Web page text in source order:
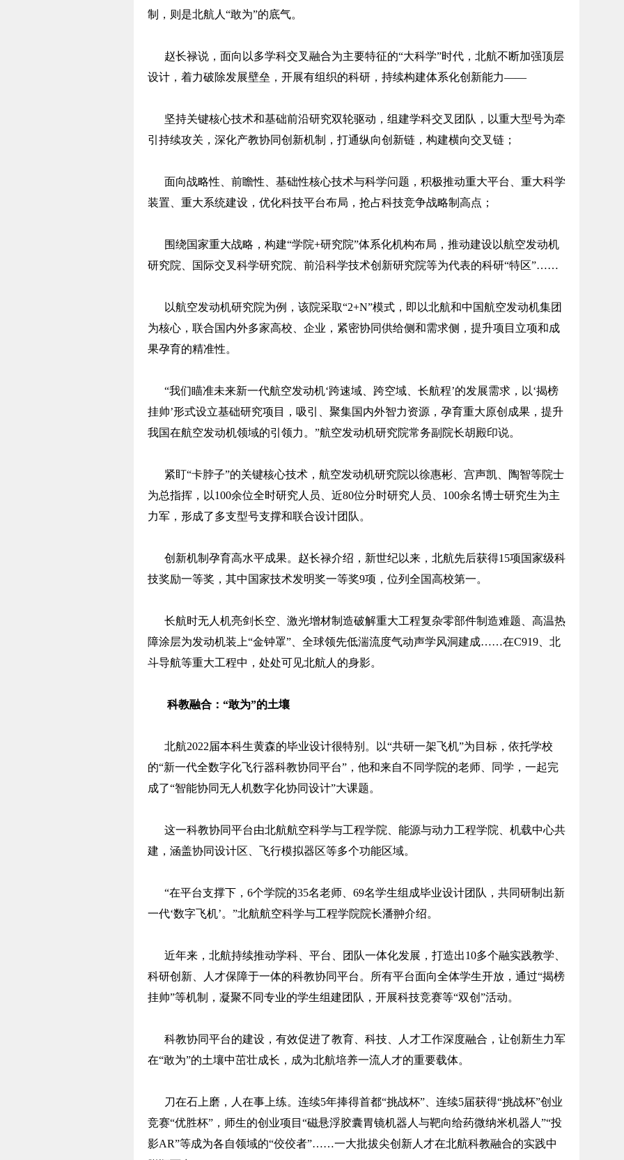
制，则是北航人“敢为”的底气。
赵长禄说，面向以多学科交叉融合为主要特征的“大科学”时代，北航不断加强顶层
设计，着力破除发展壁垒，开展有组织的科研，持续构建体系化创新能力——
坚持关键核心技术和基础前沿研究双轮驱动，组建学科交叉团队，以重大型号为牵
引持续攻关，深化产教协同创新机制，打通纵向创新链，构建横向交叉链；
面向战略性、前瞻性、基础性核心技术与科学问题，积极推动重大平台、重大科学
装置、重大系统建设，优化科技平台布局，抢占科技竞争战略制高点；
围绕国家重大战略，构建“学院+研究院”体系化机构布局，推动建设以航空发动机
研究院、国际交叉科学研究院、前沿科学技术创新研究院等为代表的科研“特区”……
以航空发动机研究院为例，该院采取“2+N”模式，即以北航和中国航空发动机集团
为核心，联合国内外多家高校、企业，紧密协同供给侧和需求侧，提升项目立项和成
果孕育的精准性。
“我们瞄准未来新一代航空发动机‘跨速域、跨空域、长航程’的发展需求，以‘揭榜
挂帅’形式设立基础研究项目，吸引、聚集国内外智力资源，孕育重大原创成果，提升
我国在航空发动机领域的引领力。”航空发动机研究院常务副院长胡殿印说。
紧盯“卡脖子”的关键核心技术，航空发动机研究院以徐惠彬、宫声凯、陶智等院士
为总指挥，以100余位全时研究人员、近80位分时研究人员、100余名博士研究生为主
力军，形成了多支型号支撑和联合设计团队。
创新机制孕育高水平成果。赵长禄介绍，新世纪以来，北航先后获得15项国家级科
技奖励一等奖，其中国家技术发明奖一等奖9项，位列全国高校第一。
长航时无人机亮剑长空、激光增材制造破解重大工程复杂零部件制造难题、高温热
障涂层为发动机装上“金钟罩”、全球领先低湍流度气动声学风洞建成……在C919、北
斗导航等重大工程中，处处可见北航人的身影。
科教融合：“敢为”的土壤
北航2022届本科生黄森的毕业设计很特别。以“共研一架飞机”为目标，依托学校
的“新一代全数字化飞行器科教协同平台”，他和来自不同学院的老师、同学，一起完
成了“智能协同无人机数字化协同设计”大课题。
这一科教协同平台由北航航空科学与工程学院、能源与动力工程学院、机载中心共
建，涵盖协同设计区、飞行模拟器区等多个功能区域。
“在平台支撑下，6个学院的35名老师、69名学生组成毕业设计团队，共同研制出新
一代‘数字飞机’。”北航航空科学与工程学院院长潘翀介绍。
近年来，北航持续推动学科、平台、团队一体化发展，打造出10多个融实践教学、
科研创新、人才保障于一体的科教协同平台。所有平台面向全体学生开放，通过“揭榜
挂帅”等机制，凝聚不同专业的学生组建团队，开展科技竞赛等“双创”活动。
科教协同平台的建设，有效促进了教育、科技、人才工作深度融合，让创新生力军
在“敢为”的土壤中茁壮成长，成为北航培养一流人才的重要载体。
刀在石上磨，人在事上练。连续5年捧得首都“挑战杯”、连续5届获得“挑战杯”创业
竞赛“优胜杯”，师生的创业项目“磁悬浮胶囊胃镜机器人与靶向给药微纳米机器人”“投
影AR”等成为各自领域的“佼佼者”……一大批拔尖创新人才在北航科教融合的实践中